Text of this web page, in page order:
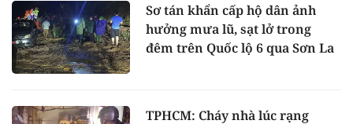
Sơ tán khẩn cấp hộ dân ảnh
hưởng mưa lũ, sạt lở trong
đêm trên Quốc lộ 6 qua Sơn La
TPHCM: Cháy nhà lúc rạng